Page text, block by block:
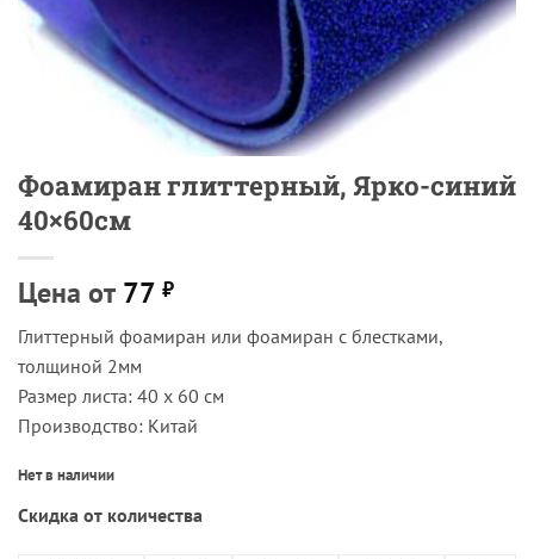
Фоамиран глиттерный, Ярко-синий
40×60см
Цена от 77 ₽
Глиттерный фоамиран или фоамиран с блестками,
толщиной 2мм
Размер листа: 40 х 60 см
Производство: Китай
Нет в наличии
Скидка от количества